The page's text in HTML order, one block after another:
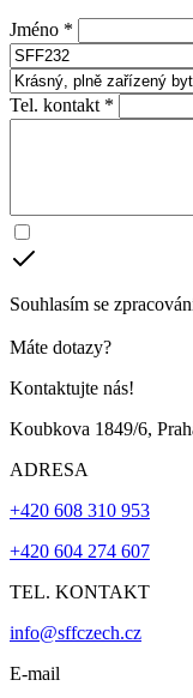
Jméno *
Tel. kontakt *
Souhlasím se
Máte dotazy?
Kontaktujte nás!
Koubkova 1849/6,
ADRESA
+420 608 310 953
+420 604 274 607
TEL. KONTAKT
info@sffczech.cz
E-mail